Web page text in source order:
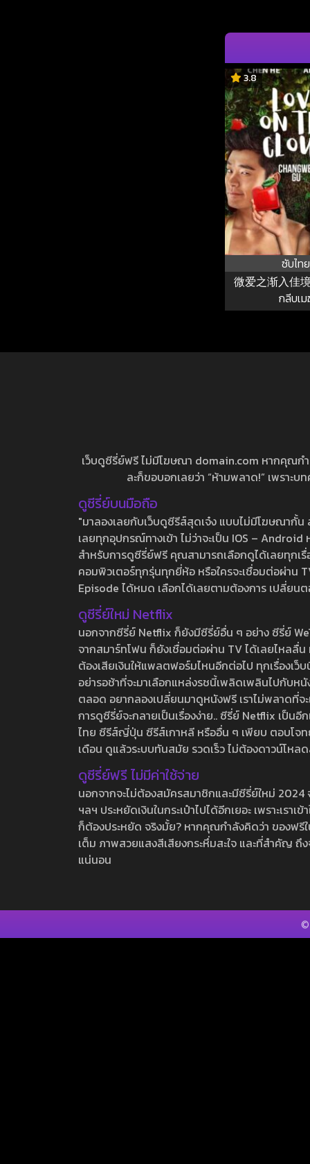
3.8
ซับไทย
微爱之渐入佳
กลีบเ
เว็บดูซีรี่ย์ฟรี ไม่มีโฆษณา domain.com หากคุณก
ละก็ขอบอกเลยว่า “ห้ามพลาด!” เพราะ
ดูซีรี่ย์บนมือถือ
"มาลองเลยกับเว็บดูซีรีส์สุดเจ๋ง แบบไม่มีโฆษณากั้
เลยทุกอุปกรณ์ทางเข้า ไม่ว่าจะเป็น IOS –
สำหรับการดูซีรี่ย์ฟรี คุณสามารถเลือกดูได้เลยทุกเ
คอมพิวเตอร์ทุกรุ่นทุกยี่ห้อ หรือใครจะเชื่อมต่อผ่าน
Episode ได้หมด เลือกได้เลยตามต้องการ เปลี่ยน
ดูซีรี่ย์ใหม่ Netflix
นอกจากซีรี่ย์ Netflix ก็ยังมีซีรี่ย์อื่น ๆ อย่าง ซีรี่ย์
จากสมาร์ทโฟน ก็ยังเชื่อมต่อผ่าน TV ได้เลยไหลลื่
ต้องเสียเงินให้แพลตฟอร์มไหนอีกต่อไป ทุกเรื่องเว็
อย่ารอช้าที่จะมาเลือกแหล่งรชนี้เพลิดเพลินไปกับห
ตลอด อยากลองเปลี่ยนมาดูหนังฟรี เราไม่พลาดที่
การดูซีรี่ย์จะกลายเป็นเรื่องง่าย.. ซีรี่ย์ Netflix เป็น
ไทย ซีรีส์ญี่ปุ่น ซีรีส์เกาหลี หรืออื่น ๆ เพียบ ตอบโจท
เดือน ดูแล้วระบบทันสมัย รวดเร็ว ไม่ต้องดาวน์โห
ดูซีรี่ย์ฟรี ไม่มีค่าใช้จ่าย
นอกจากจะไม่ต้องสมัครสมาชิกและมีซีรี่ย์ใหม่
ฯลฯ ประหยัดเงินในกระเป๋าไปได้อีกเยอะ เพราะเร
ก็ต้องประหยัด จริงมั้ย? หากคุณกำลังคิดว่า ของฟ
เต็ม ภาพสวยแสงสีเสียงกระหึ่มสะใจ และที่สำคัญ
แน่นอน
©